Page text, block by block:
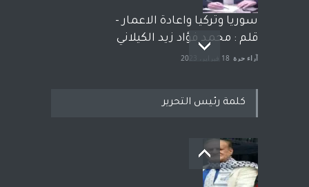
سوريا وتركيا واعادة الاعمار -
قلم : محمد فؤاد زيد الكيلاني
آراء حرة 18 فبراير، 2023
بعد معارك قضائية طاحنة كتب
وترافع فيها بنفسه مرة اخرى..
الشيخ طارق يوسف يقهر
كلمة رئيس التحرير